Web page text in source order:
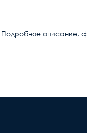
производится